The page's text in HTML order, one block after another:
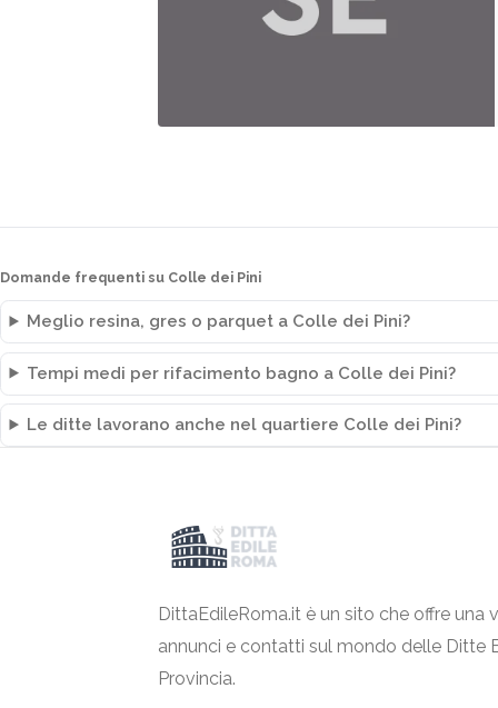
Domande frequenti su Colle dei Pini
Meglio resina, gres o parquet a Colle dei Pini?
Tempi medi per rifacimento bagno a Colle dei Pini?
Le ditte lavorano anche nel quartiere Colle dei Pini?
DittaEdileRoma.it è un sito che offre una
annunci e contatti sul mondo delle Ditte
Provincia.